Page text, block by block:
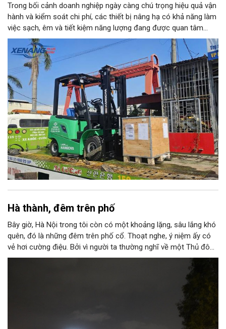
Trong bối cảnh doanh nghiệp ngày càng chú trọng hiệu quả vận
hành và kiểm soát chi phí, các thiết bị nâng hạ có khả năng làm
việc sạch, êm và tiết kiệm năng lượng đang được quan tâm
nhiều. Xe nâng điện 1.5 tấn là một trong những lựa chọn phù
hợp với nhiều kho bãi, nhà xưởng và cơ sở sản xuất nhờ tải
trọng đáp ứng các loại hàng hóa phổ biến, đồng thời có khả
năng vận hành linh hoạt trong nhiều môi trường.
Hà thành, đêm trên phố
Bây giờ, Hà Nội trong tôi còn có một khoảng lặng, sâu lắng khó
quên, đó là những đêm trên phố cổ. Thoạt nghe, ý niệm ấy có
vẻ hơi cường điệu. Bởi vì người ta thường nghĩ về một Thủ đô
ngàn năm văn hiến với những nét tĩnh lặng, cổ kính, rêu phong
trong ánh nắng ban mai mơ màng buông xuống “ba mươi sáu
phố phường”; nên có lẽ, sẽ ngỡ ngàng, nếu ai đó khi nghe thấy
nơi này được gọi là “thành phố của những đêm thâu”.